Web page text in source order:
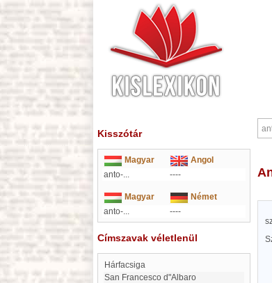
Kisszótár
Magyar
Angol
anto-...
----
Magyar
Német
anto-...
----
Címszavak véletlenül
Hárfacsiga
San Francesco d"Albaro